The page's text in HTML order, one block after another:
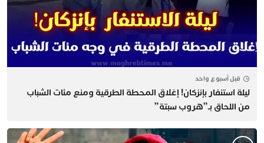
قبل أسبوع واحد
​ليلة استنفار بإنزكان! إغلاق المحطة الطرقية ومنع مئات الشباب
من اللحاق بـ”هروب سبتة”